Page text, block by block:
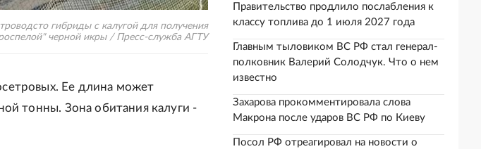
гибриды с калугой для получения
черной икры / Пресс-служба АГТУ
Ее длина может
тонны. Зона обитания калуги -
Правительство продлило послабления к
классу топлива до 1 июля 2027 года
Главным тыловиком ВС РФ стал генерал-
полковник Валерий Солодчук. Что о нем
известно
Захарова прокомментировала слова
Макрона после ударов ВС РФ по Киеву
Посол РФ отреагировал на новости о